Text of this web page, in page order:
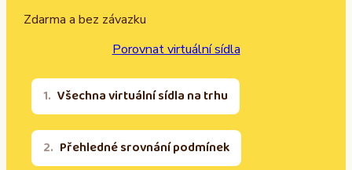
Zdarma a bez závazku
Porovnat virtuální sídla
Všechna virtuální sídla na trhu
Přehledné srovnání podmínek